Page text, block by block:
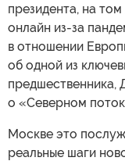
президента, на
онлайн из-за
в отношении
об одной из
предшественника,
о «Северном
Москве это
реальные шаги